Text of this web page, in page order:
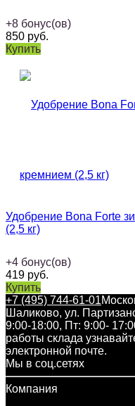
+8 бонус(ов)
850 руб.
Купить
Удобрение Bona Forte
(2,5 кг)
+4 бонус(ов)
419 руб.
Купить
+7 (495) 744-61-01
Шаликово, ул.
9:00-18:00, Пт: 9:00-
работы склада
электронной почте.
Мы в соц.сетях
Компания